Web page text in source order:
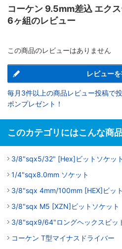
コーケン 9.5mm差込 エク
6ヶ組のレビュー
この商品のレビューはありません
レビューを
毎月3件以上の商品レビュー投稿で
ポンプレゼント！
このカテゴリにはこんな商
3/8"sqx5/32" [Hex]ビットソケット
1/4"sqx8.0mm ソケット
3/8"sqx 4mm/100mm [HEX]ビッ
3/8"sqx M5 [XZN]ビットソケット
3/8"sqx9/64"ロングヘックスビッ
コーケン T型マイナスドライバー